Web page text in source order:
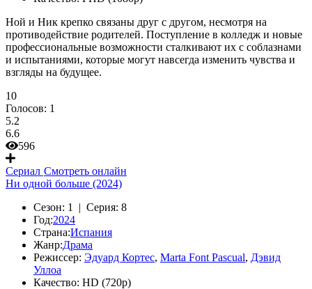
Ной и Ник крепко связаны друг с другом, несмотря на
противодействие родителей. Поступление в колледж и новые
профессиональные возможности сталкивают их с соблазнами
и испытаниями, которые могут навсегда изменить чувства и
взгляды на будущее.
10
Голосов: 1
5.2
6.6
596
Сериал Смотреть онлайн
Ни одной больше (2024)
Сезон: 1 | Серия: 8
Год:2024
Страна:Испания
Жанр:Драма
Режиссер: Эдуард Кортес, Marta Font Pascual, Дэвид
Уллоа
Качество: HD (720p)